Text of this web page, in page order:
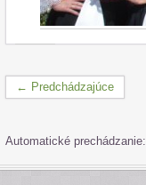
← Predchádzajúce
Automatické prechádzanie: